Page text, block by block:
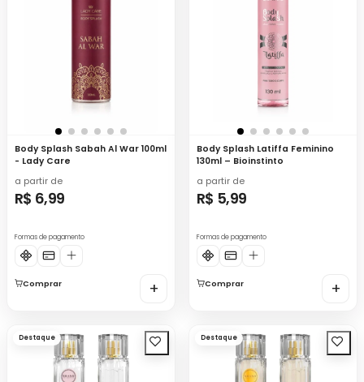
Body Splash Sabah Al War 100ml
- Lady Care
a partir de
R$ 6,99
Formas de pagamento
Comprar +
Body Splash Latiffa Feminino
130ml – Bioinstinto
a partir de
R$ 5,99
Formas de pagamento
Comprar +
Destaque Destaque